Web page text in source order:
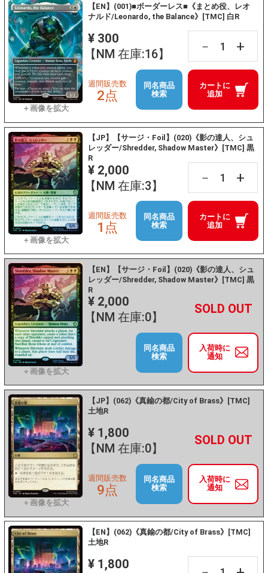
【EN】(001)■ボーダーレス■《まとめ役、レオ
ナルド/Leonardo, the Balance》[TMC] 白R
¥ 300
【NM 在庫:16】
－ +
カートに
追加
週間販売数
2点
同名商品
検索
【JP】【サージ・Foil】(020)《影の達人、シュ
レッダー/Shredder, Shadow Master》[TMC] 黒
R
¥ 2,000
【NM 在庫:3】
－ +
カートに
追加
週間販売数
1点
同名商品
検索
【EN】【サージ・Foil】(020)《影の達人、シュ
レッダー/Shredder, Shadow Master》[TMC] 黒
R
¥ 2,000
【NM 在庫:0】
－ +
入荷時に
通知
同名商品
検索
【JP】(062)《真鍮の都/City of Brass》[TMC]
土地R
¥ 1,800
【NM 在庫:0】
－ +
入荷時に
通知
週間販売数
9点
同名商品
検索
【EN】(062)《真鍮の都/City of Brass》[TMC]
土地R
¥ 1,800